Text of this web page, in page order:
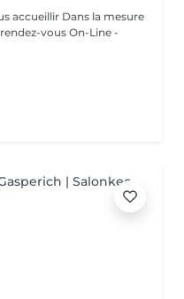
la mesure
vous On-Line -